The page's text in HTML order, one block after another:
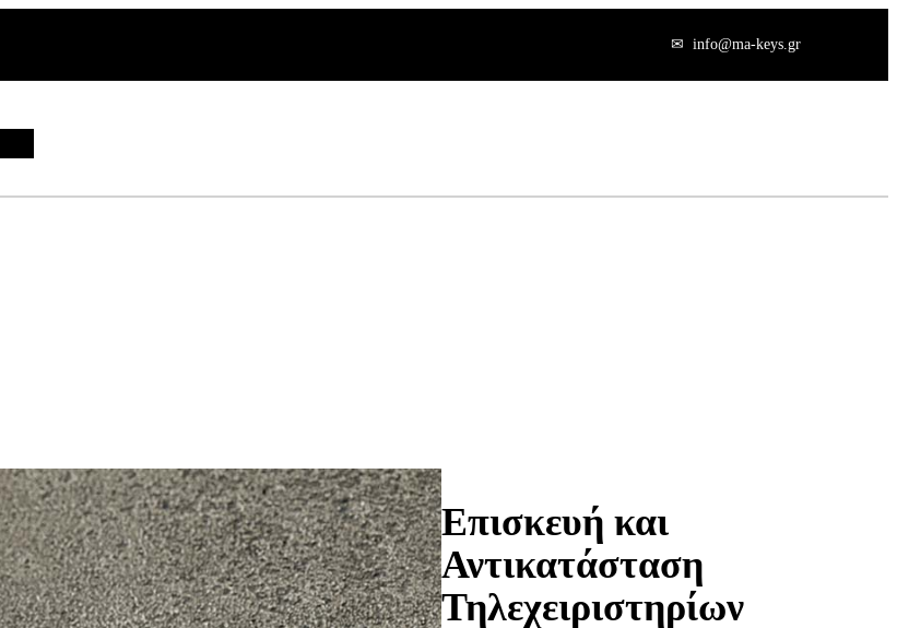
info@ma-keys.gr
Επισκευή και
Αντικατάσταση
Τηλεχειριστηρίων